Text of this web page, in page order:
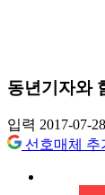
동년기자와
입력 2017-07-
선호매체 추